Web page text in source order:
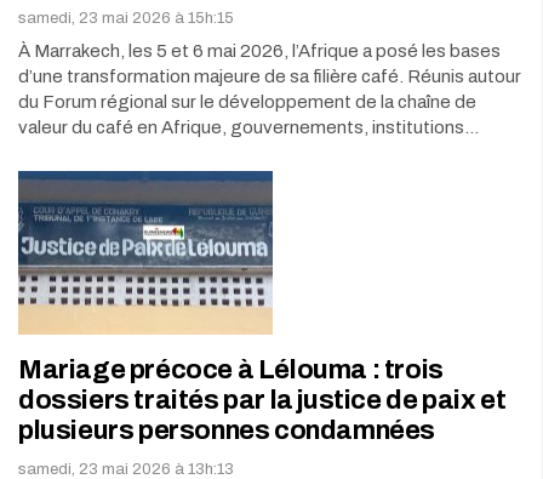
samedi, 23 mai 2026 à 15h:15
À Marrakech, les 5 et 6 mai 2026, l’Afrique a posé les bases
d’une transformation majeure de sa filière café. Réunis autour
du Forum régional sur le développement de la chaîne de
valeur du café en Afrique, gouvernements, institutions…
Mariage précoce à Lélouma : trois
dossiers traités par la justice de paix et
plusieurs personnes condamnées
samedi, 23 mai 2026 à 13h:13